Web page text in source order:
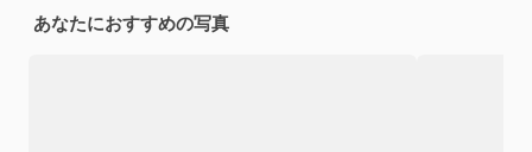
あなたにおすすめの写真